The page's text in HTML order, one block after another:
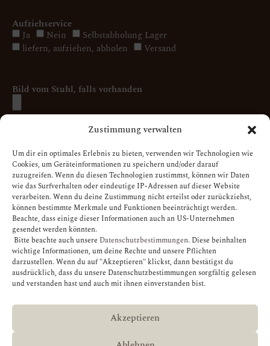
Zustimmung verwalten
Um dir ein optimales Erlebnis zu bieten, verwenden wir Technologien wie
Cookies, um Geräteinformationen zu speichern und/oder darauf
zuzugreifen. Wenn du diesen Technologien zustimmst, können wir Daten
wie das Surfverhalten oder eindeutige IP-Adressen auf dieser Website
verarbeiten. Wenn du deine Zustimmung nicht erteilst oder zurückziehst,
können bestimmte Merkmale und Funktionen beeinträchtigt werden.
Beachte, dass einige dieser Informationen auch an US-Unternehmen
gesendet werden könnten.
Bitte beachte auch unsere Datenschutzbestimmungen. Diese beinhalten
wichtige Informationen, um deine Rechte und unsere Pflichten
darzustellen. Wenn du auf "Akzeptieren" klickst, dann bestätigst du
ausdrücklich, dass du unsere Datenschutzbestimmungen sorgfältig gelesen
und verstanden hast und auch mit ihnen einverstanden bist.
Akzeptieren
Aufziehservice
Ja
Nein
Selbstabholung Lager
liefern, aufziehen, abholen
Versand
Bild vom Stuhl, falls vorhanden
Nachricht
Ich habe dieDatenschutzbestimmungenzur Kenntnis
genommen. Ich stimme zu, dass meine Angaben und Daten
zur Beantwortung meiner Anfrage elektronisch erhoben und
gespeichert werden.
Anfrage senden